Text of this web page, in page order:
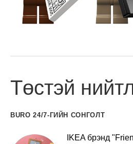
Төстэй
BURO 24/7-ГИЙН СОНГОЛТ
IKEA брэнд